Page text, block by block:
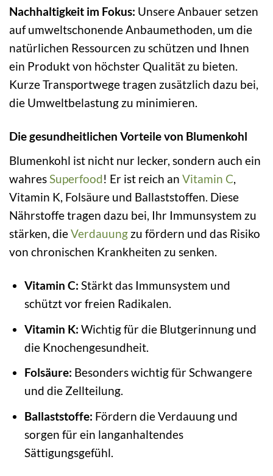
Nachhaltigkeit im Fokus: Unsere Anbauer setzen
auf umweltschonende Anbaumethoden, um die
natürlichen Ressourcen zu schützen und Ihnen
ein Produkt von höchster Qualität zu bieten.
Kurze Transportwege tragen zusätzlich dazu bei,
die Umweltbelastung zu minimieren.
Die gesundheitlichen Vorteile von Blumenkohl
Blumenkohl ist nicht nur lecker, sondern auch ein
wahresSuperfood! Er ist reich an Vitamin C,
Vitamin K, Folsäure und Ballaststoffen. Diese
Nährstoffe tragen dazu bei, Ihr Immunsystem zu
stärken, dieVerdauung zu fördern und das Risiko
von chronischen Krankheiten zu senken.
Vitamin C: Stärkt das Immunsystem und
schützt vor freien Radikalen.
Vitamin K: Wichtig für die Blutgerinnung und
die Knochengesundheit.
Folsäure: Besonders wichtig für Schwangere
und die Zellteilung.
Ballaststoffe: Fördern die Verdauung und
sorgen für ein langanhaltendes
Sättigungsgefühl.